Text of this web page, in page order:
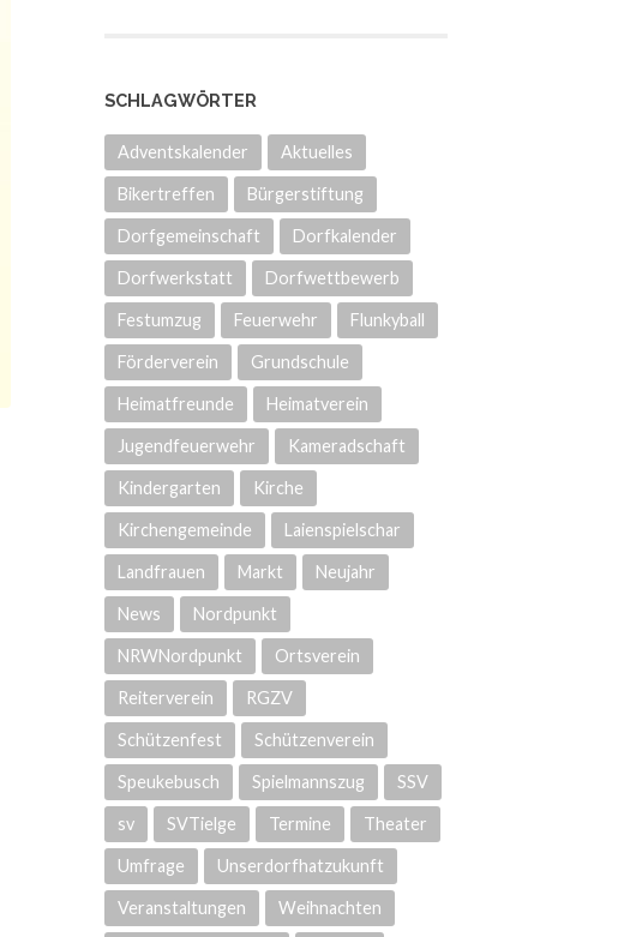
SCHLAGWÖRTER
Adventskalender Aktuelles
Bikertreffen Bürgerstiftung
Dorfgemeinschaft Dorfkalender
Dorfwerkstatt Dorfwettbewerb
Festumzug Feuerwehr Flunkyball
Förderverein Grundschule
Heimatfreunde Heimatverein
Jugendfeuerwehr Kameradschaft
Kindergarten Kirche
Kirchengemeinde Laienspielschar
Landfrauen Markt Neujahr
News Nordpunkt
NRWNordpunkt Ortsverein
Reiterverein RGZV
Schützenfest Schützenverein
Speukebusch Spielmannszug SSV
sv SVTielge Termine Theater
Umfrage Unserdorfhatzukunft
Veranstaltungen Weihnachten